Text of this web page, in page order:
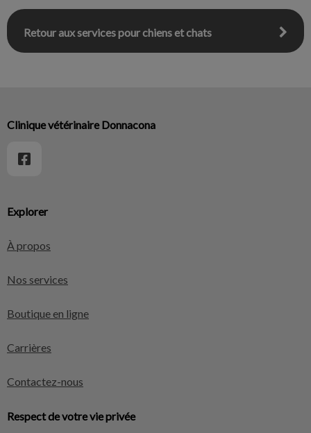
Retour aux services pour chiens et chats
Explorer
À propos
Nos services
Boutique en ligne
Carrières
Contactez-nous
Respect de votre vie privée
Clinique vétérinaire Donnacona